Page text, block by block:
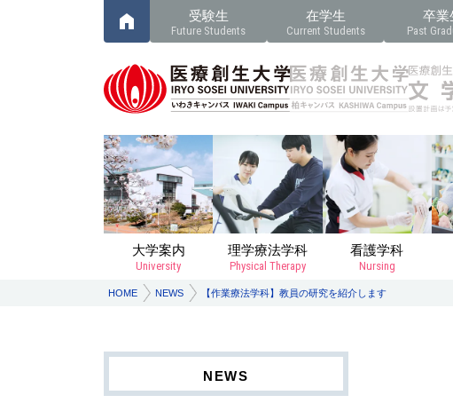
受験生
Future Students
在学生
Current Students
卒業
Past
大学案内
University
理学療法学科
Physical Therapy
看護学科
Nursing
HOME NEWS 【作業療法学科】教員の研究を紹介します
NEWS